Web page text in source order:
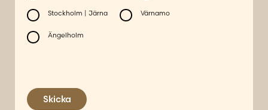
Stockholm | Järna Värnamo
Ängelholm
Skicka